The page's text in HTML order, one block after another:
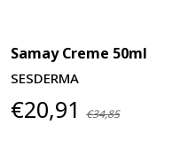
Samay Creme 50ml
SESDERMA
€20,91 €34,85